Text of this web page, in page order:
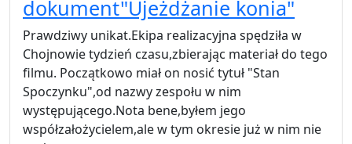
dokument"Ujeżdżanie konia"
Prawdziwy unikat.Ekipa realizacyjna spędziła w
Chojnowie tydzień czasu,zbierając materiał do tego
filmu. Początkowo miał on nosić tytuł "Stan
Spoczynku",od nazwy zespołu w nim
występującego.Nota bene,byłem jego
współzałożycielem,ale w tym okresie już w nim nie